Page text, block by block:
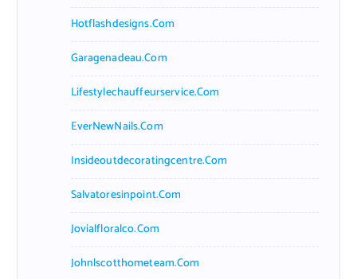
Hotflashdesigns.com
Garagenadeau.com
Lifestylechauffeurservice.com
EverNewNails.com
Insideoutdecoratingcentre.com
Salvatoresinpoint.com
Jovialfloralco.com
Johnlscotthometeam.com